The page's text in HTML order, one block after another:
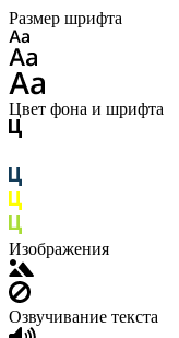
Размер шрифта
Цвет фона и шрифта
Изображения
Озвучивание текста